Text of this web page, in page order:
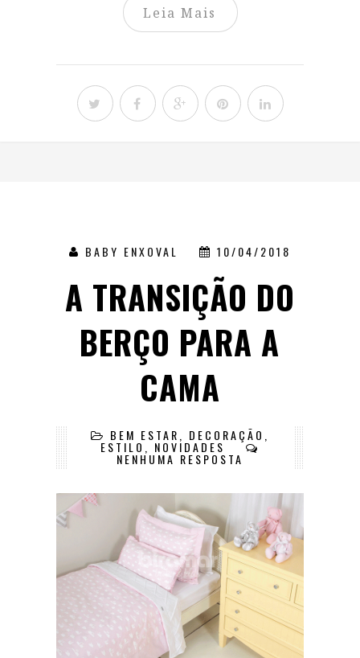
Leia Mais
BABY ENXOVAL 10/04/2018
A TRANSIÇÃO DO
BERÇO PARA A
CAMA
BEM ESTAR DECORAÇÃO
ESTILO NOVIDADES
NENHUMA RESPOSTA